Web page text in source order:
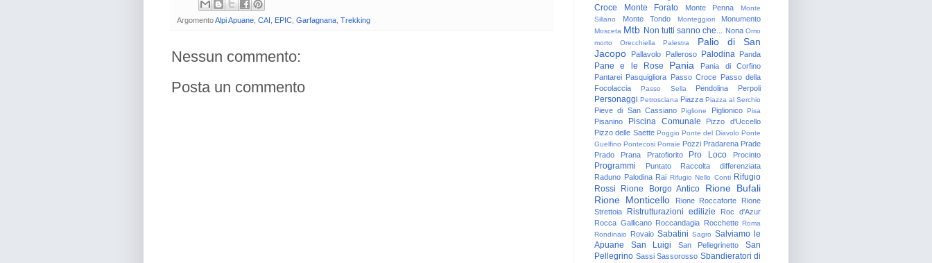
ArgomentoAlpi Apuane CAI EPIC Garfagnana Trekking
Nessun commento:
Posta un commento
Croce
Monte Forato Monte Penna
Monte
Sillano
Monte Tondo Monteggiori Monumento
Mosceta Mtb Non tutti sanno che... Nona Omo
morto
Orecchiella Palestra
Palio di San
Jacopo
Pallavolo Palleroso Palodina Panda
Pane e le Rose Pania
Pania di Corfino
Pantarei Pasquigliora Passo Croce Passo della
Focolaccia
Passo Sella Pendolina Perpoli
Personaggi Petrosciana Piazza Piazza al Serchio
Pieve di San Cassiano Piglione Piglionico Pisa
Pisanino Piscina Comunale
Pizzo d'Uccello
Pizzo delle Saette Poggio Ponte del Diavolo Ponte
Guelfino Pontecosi Porraie Pozzi Pradarena Prade
Prado
Prana Pratofiorito Pro Loco Procinto
Programmi Puntato
Raccolta differenziata
Raduno Palodina Rai Rifugio Nello Conti Rifugio
Rossi
Rione Borgo Antico
Rione Bufali
Rione Monticello
Rione Roccaforte
Rione
Strettoia
Ristrutturazioni edilizie
Roc d'Azur
Rocca Gallicano Roccandagia Rocchette Roma
Rondinaio
Rovaio Sabatini Sagro Salviamo le
Apuane
San Luigi San Pellegrinetto
San
Pellegrino Sassi Sassorosso Sbandieratori di